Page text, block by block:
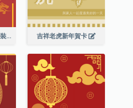
農曆新年賀卡附龍紋裝飾 吉祥老虎新年賀卡